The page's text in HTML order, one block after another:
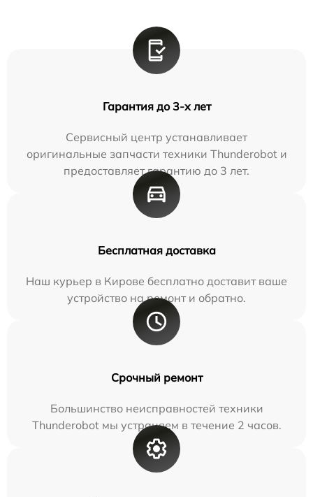
Гарантия до 3-х лет
Сервисный центр устанавливает
оригинальные запчасти техники Thunderobot и
предоставляет гарантию до 3 лет.
Бесплатная доставка
Наш курьер в Кирове бесплатно доставит ваше
устройство на ремонт и обратно.
Срочный ремонт
Большинство неисправностей техники
Thunderobot мы устраняем в течение 2 часов.